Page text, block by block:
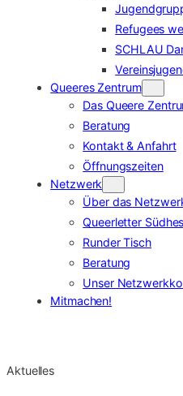
Refugees
SCHLAU
Queeres Zentrum
Das Queere
Beratung
Kontakt & Anfahrt
Öffnungszeiten
Netzwerk
Über das
Queerletter
Runder Tisch
Beratung
Unser
Mitmachen!
Aktuelles